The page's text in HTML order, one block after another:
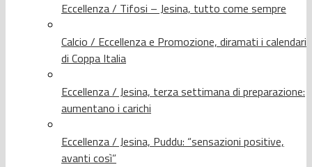
Eccellenza / Tifosi – Jesina, tutto come sempre
Calcio / Eccellenza e Promozione, diramati i calendari
di Coppa Italia
Eccellenza / Jesina, terza settimana di preparazione:
aumentano i carichi
Eccellenza / Jesina, Puddu: “sensazioni positive,
avanti così”